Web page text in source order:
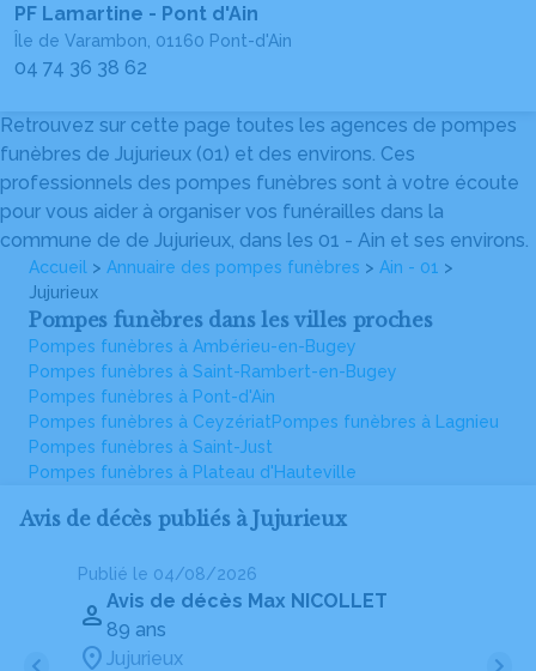
PF Lamartine - Pont d'Ain
Île de Varambon, 01160 Pont-d'Ain
04 74 36 38 62
Retrouvez sur cette page toutes les agences de pompes
funèbres de Jujurieux (01) et des environs. Ces
professionnels des pompes funèbres sont à votre écoute
pour vous aider à organiser vos funérailles dans la
commune de de Jujurieux, dans les 01 - Ain et ses environs.
Accueil > Annuaire des pompes funèbres > Ain - 01 >
Jujurieux
Pompes funèbres dans les villes proches
Pompes funèbres à Ambérieu-en-Bugey
Pompes funèbres à Saint-Rambert-en-Bugey
Pompes funèbres à Pont-d'Ain
Pompes funèbres à CeyzériatPompes funèbres à Lagnieu
Pompes funèbres à Saint-Just
Pompes funèbres à Plateau d'Hauteville
Avis de décès publiés à Jujurieux
Publié le 04/08/2026
Avis de décès Max NICOLLET
89 ans
Jujurieux